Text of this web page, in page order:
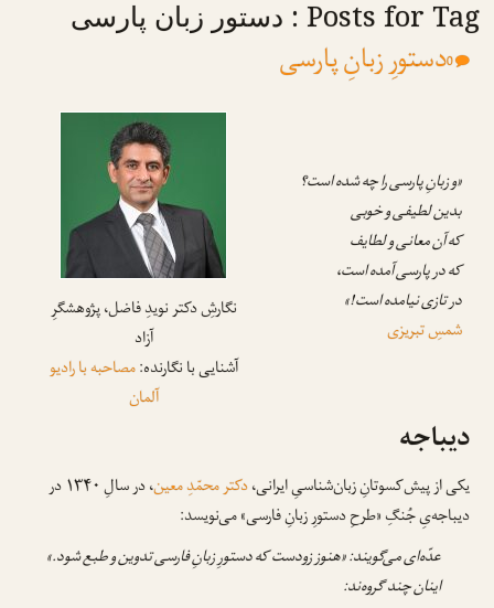
Posts for Tag : دستور زبان پارسی
دستورِ زبانِ پارسی 0
«و زبانِ پارسی را چه شده است؟
بدین لطیفی و خوبی
که آن معانی و لطایف
که در پارسی آمده است،
در تازی نیامده است!»
شمسِ تبریزی
نگارشِ دکتر نویدِ فاضل، پژوهشگرِ
آزاد
آشنایی با نگارنده:مصاحبه با رادیو
آلمان
دیباجه
یکی از پیش‌کسوتانِ زبان‌شناسیِ ایرانی،دکتر محمّدِ معین
، در سالِ ۱۳۴۰ در
دیباجه‌یِ جُنگِ «طرحِ دستورِ زبانِ فارسی» می‌نویسد:
عدّه‌ای می‌گویند: «هنوز زودست که دستورِ زبانِ فارسی تدوین و طبع شود.»
اینان چند گروه‌ند: